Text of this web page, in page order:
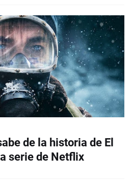
de la historia de El
serie de Netflix